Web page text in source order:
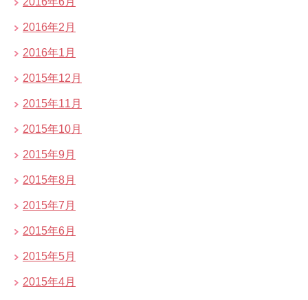
2016年2月
2016年1月
2015年12月
2015年11月
2015年10月
2015年9月
2015年8月
2015年7月
2015年6月
2015年5月
2015年4月